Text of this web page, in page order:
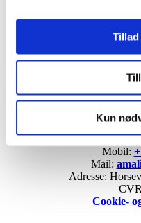
Tillad
Kun
med lidt nordjysk fornuft og
Mobil:
Mail:
Adresse:
Cookie-